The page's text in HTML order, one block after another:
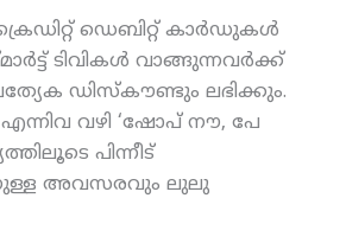
ഡെബിറ്റ് കാര്‍ഡുകള്‍
ടിവികള്‍ വാങ്ങുന്നവര്‍ക്ക്
ഡിസ്‌കൗണ്ടും ലഭിക്കും.
എന്നിവ വഴി ‘ഷോപ് നൗ, പേ
പിന്നീട്
അവസരവും ലുലു